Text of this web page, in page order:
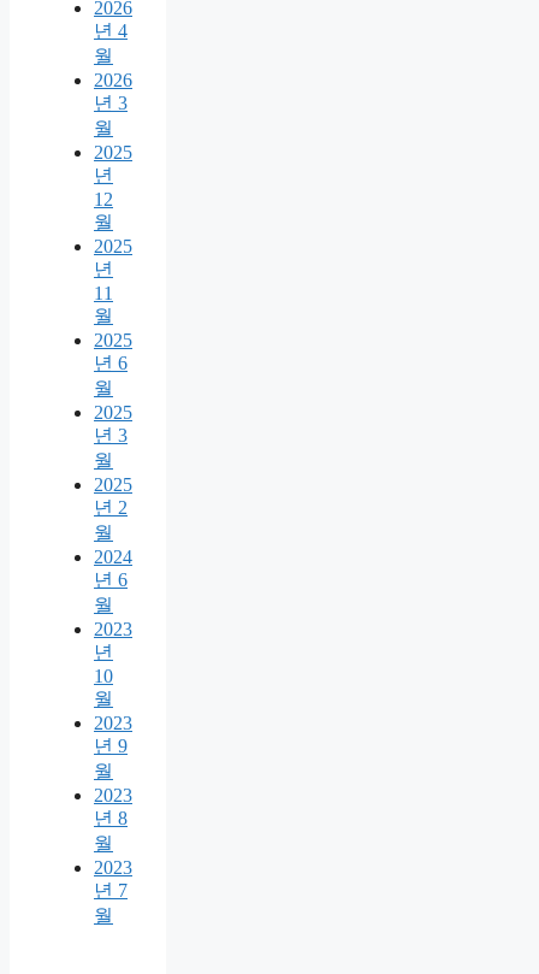
2026
년 4
월
2026
년 3
월
2025
년
12
월
2025
년
11
월
2025
년 6
월
2025
년 3
월
2025
년 2
월
2024
년 6
월
2023
년
10
월
2023
년 9
월
2023
년 8
월
2023
년 7
월